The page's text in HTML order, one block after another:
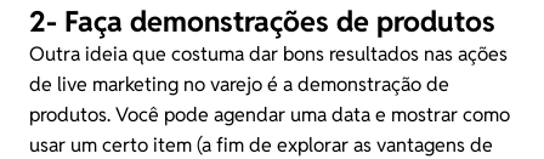
2- Faça demonstrações de produtos
Outra ideia que costuma dar bons resultados nas ações
de live marketing no varejo é a demonstração de
produtos. Você pode agendar uma data e mostrar como
usar um certo item (a fim de explorar as vantagens de